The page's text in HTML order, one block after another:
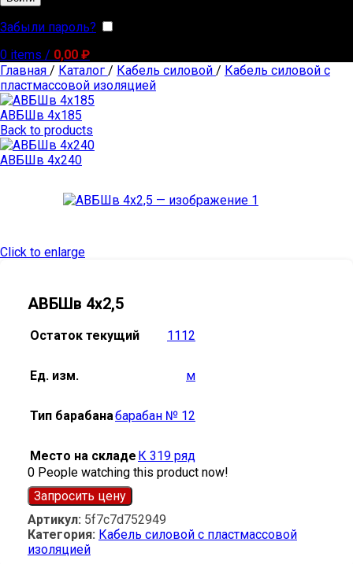
Забыли пароль?
0 items / 0,00 ₽
Главная / Каталог / Кабель силовой / Кабель силовой с
пластмассовой изоляцией
АВБШв 4х185
Back to products
АВБШв 4х240
Click to enlarge
АВБШв 4х2,5
Остаток текущий 1112
Ед. изм. м
Тип барабанабарабан № 12
Место на складе К 319 ряд
0 People watching this product now!
Запросить цену
Артикул: 5f7c7d752949
Категория: Кабель силовой с пластмассовой
изоляцией